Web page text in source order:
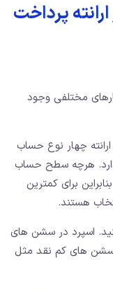
پرداخت
مختلفی وجود
چهار نوع حساب
هرچه سطح حساب
برای کمترین
اسپرد در سشن های
سشن های کم نقد مثل